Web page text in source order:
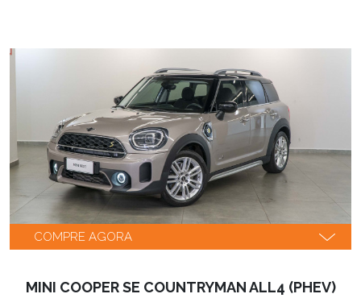
COMPRE AGORA
MINI COOPER SE COUNTRYMAN ALL4 (PHEV)